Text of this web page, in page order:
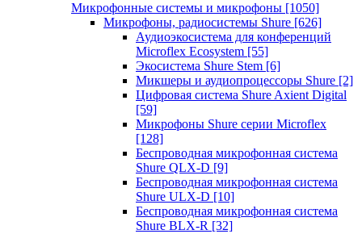
Микрофонные системы и микрофоны [1050]
Микрофоны, радиосистемы Shure [626]
Аудиоэкосистема для конференций
Microflex Ecosystem [55]
Экосистема Shure Stem [6]
Микшеры и аудиопроцессоры Shure [2]
Цифровая система Shure Axient Digital
[59]
Микрофоны Shure серии Microflex
[128]
Беспроводная микрофонная система
Shure QLX-D [9]
Беспроводная микрофонная система
Shure ULX-D [10]
Беспроводная микрофонная система
Shure BLX-R [32]